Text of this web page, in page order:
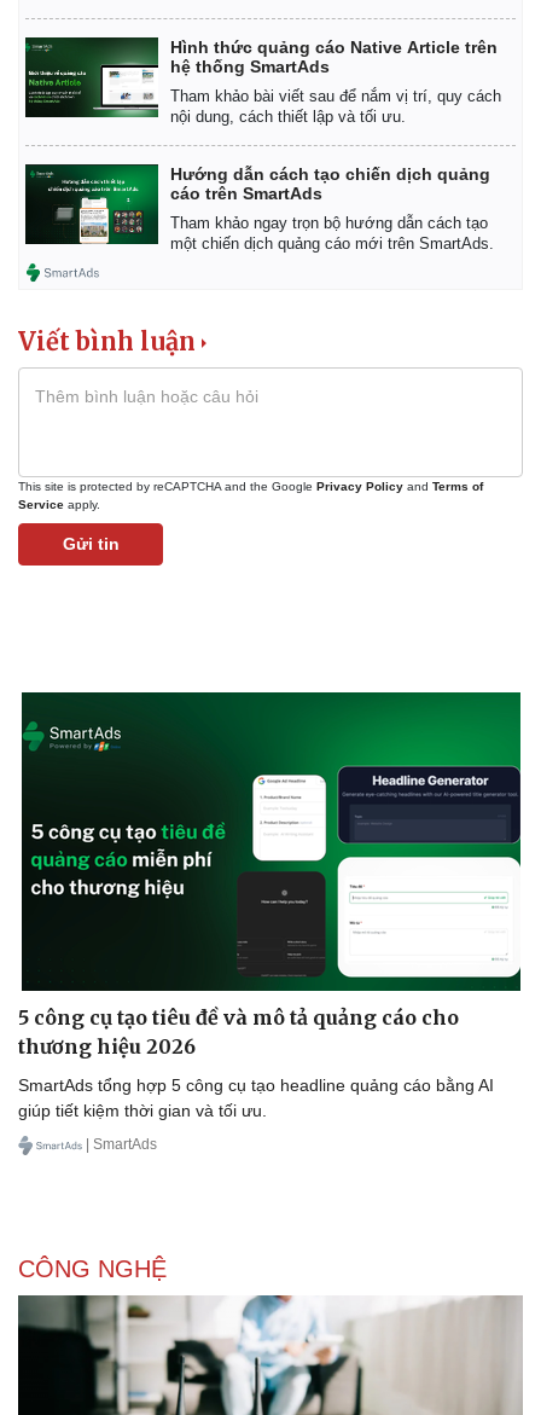
Pháp luật
Hình thức quảng cáo Native Article trên
hệ thống SmartAds
Tham khảo bài viết sau để nắm vị trí, quy cách
nội dung, cách thiết lập và tối ưu.
Hướng dẫn cách tạo chiến dịch quảng
cáo trên SmartAds
Tham khảo ngay trọn bộ hướng dẫn cách tạo
một chiến dịch quảng cáo mới trên SmartAds.
Viết bình luận
This site is protected by reCAPTCHA and the Google Privacy Policy and Terms of
Service apply.
Gửi tin
5 công cụ tạo tiêu đề và mô tả quảng cáo cho
thương hiệu 2026
SmartAds tổng hợp 5 công cụ tạo headline quảng cáo bằng AI
giúp tiết kiệm thời gian và tối ưu.
| SmartAds
CÔNG NGHỆ